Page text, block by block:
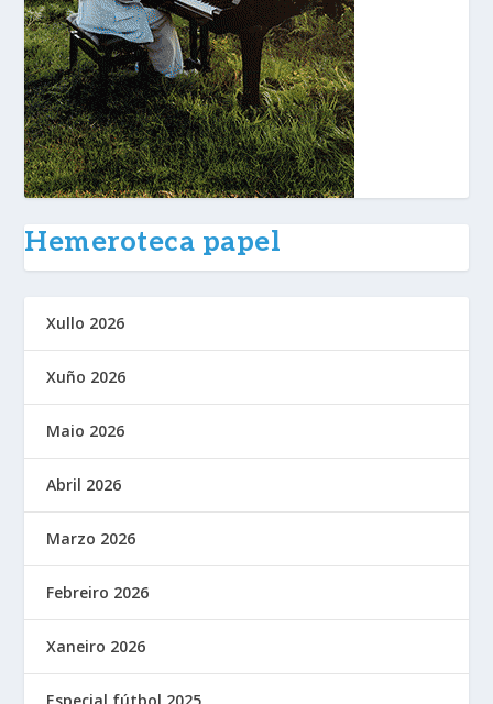
Hemeroteca papel
Xullo 2026
Xuño 2026
Maio 2026
Abril 2026
Marzo 2026
Febreiro 2026
Xaneiro 2026